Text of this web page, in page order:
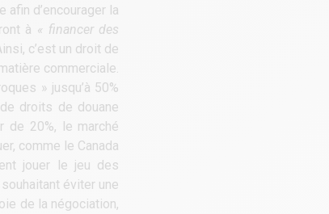
d’encourager la
à « financer des
c’est un droit de
commerciale.
» jusqu’à 50%
droits de douane
de 20%, le marché
comme le Canada
jouer le jeu des
éviter une
de la négociation,